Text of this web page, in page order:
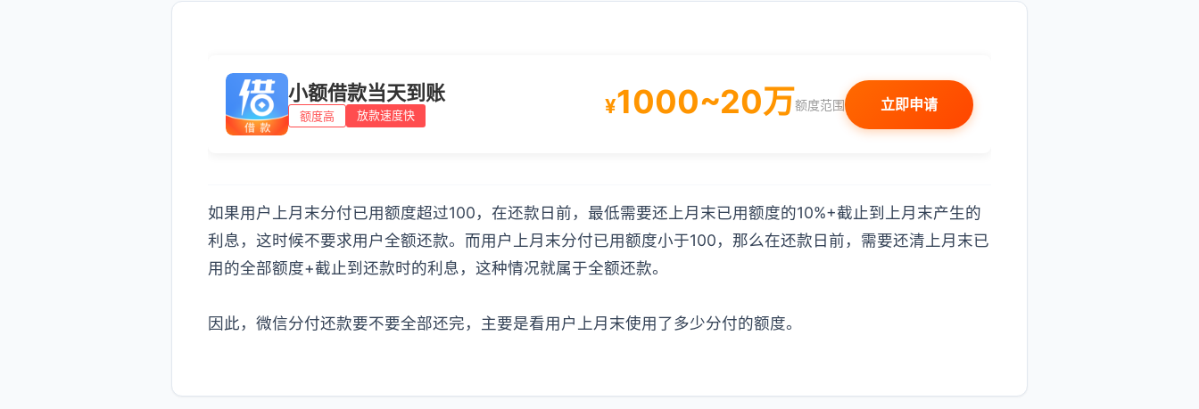
小额借款当天到账
额度高 放款速度快 ¥1000~20万额度范围 立即申请
如果用户上月末分付已用额度超过100，在还款日前，最低需要还上月末已用额度的10%+截止到上月末产生的
利息，这时候不要求用户全额还款。而用户上月末分付已用额度小于100，那么在还款日前，需要还清上月末已
用的全部额度+截止到还款时的利息，这种情况就属于全额还款。
因此，微信分付还款要不要全部还完，主要是看用户上月末使用了多少分付的额度。